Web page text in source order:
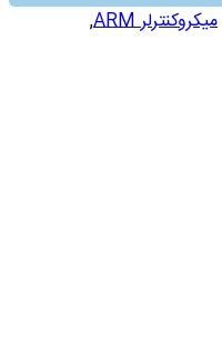
میکروکنترلر ARM
,